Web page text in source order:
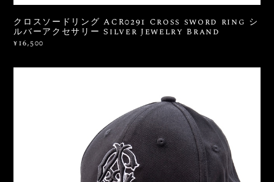
クロスソードリング ACR0291 Cross sword ring シ
ルバーアクセサリー Silver Jewelry Brand
¥16,500